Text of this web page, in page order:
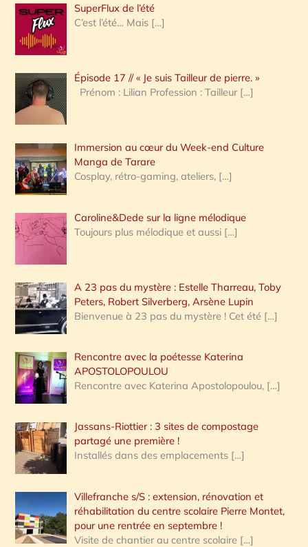
e
r
c
h
e
:
SuperFlux de l’été
C’est l’été… Mais […]
Épisode 17 // « Je suis Tailleur de pierre. »
Prénom : Lilian Profession : Tailleur […]
Immersion au cœur du Week-end Culture
Manga de Tarare
Cosplay, rétro-gaming, ateliers, […]
Caroline&Dede sur la ligne mélodique
Toujours plus mélodique et aussi […]
A 23 pas du mystère : Estelle Tharreau, Toby
Peters, Robert Silverberg, Arsène Lupin
Bienvenue à 23 pas du mystère ! Cet été […]
Rencontre avec la poétesse Katerina
APOSTOLOPOULOU
Rencontre avec Katerina Apostolopoulou, […]
Jassans-Riottier : 3 sites de compostage
partagé une première !
Installés dans des emplacements […]
Villefranche s/S : extension, rénovation et
réhabilitation du centre scolaire Pierre Montet,
pour une rentrée en septembre !
Visite de chantier au centre scolaire […]